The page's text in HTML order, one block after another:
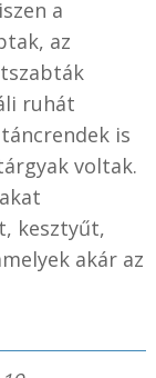
a
az
ruhát
is
voltak.
kesztyűt,
akár az